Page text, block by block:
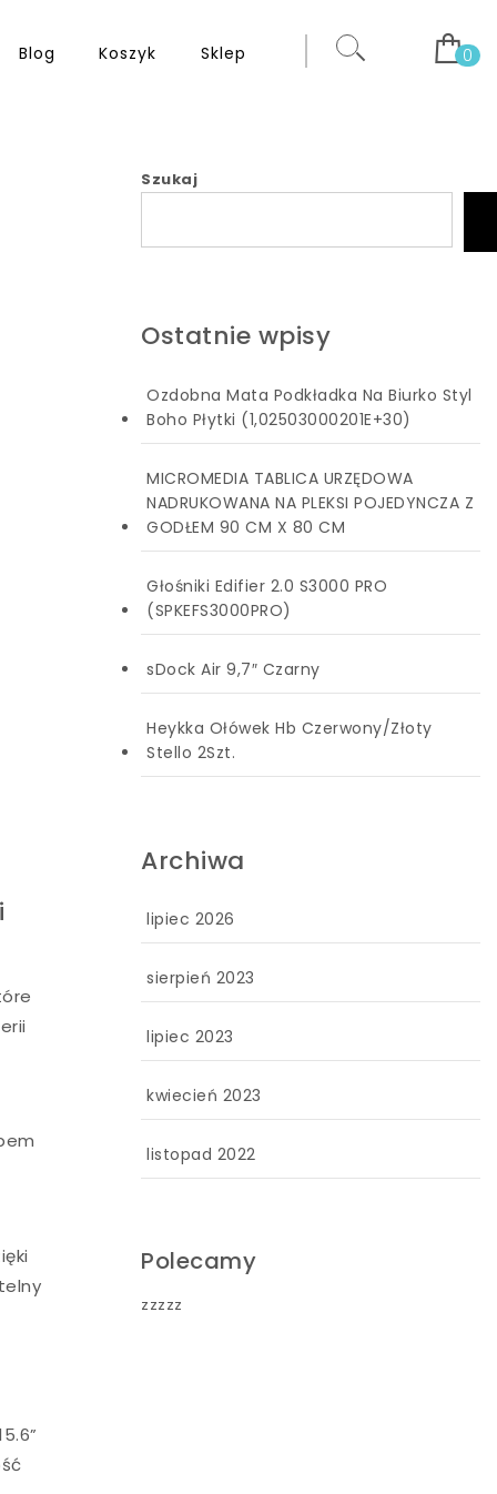
Blog Koszyk Sklep 0
Szukaj
Ostatnie wpisy
Ozdobna Mata Podkładka Na Biurko Styl
Boho Płytki (1,02503000201E+30)
MICROMEDIA TABLICA URZĘDOWA
NADRUKOWANA NA PLEKSI POJEDYNCZA Z
GODŁEM 90 CM X 80 CM
Głośniki Edifier 2.0 S3000 PRO
(SPKEFS3000PRO)
sDock Air 9,7″ Czarny
Heykka Ołówek Hb Czerwony/Złoty
Stello 2Szt.
Archiwa
lipiec 2026
sierpień 2023
lipiec 2023
kwiecień 2023
listopad 2022
Polecamy
zzzzz